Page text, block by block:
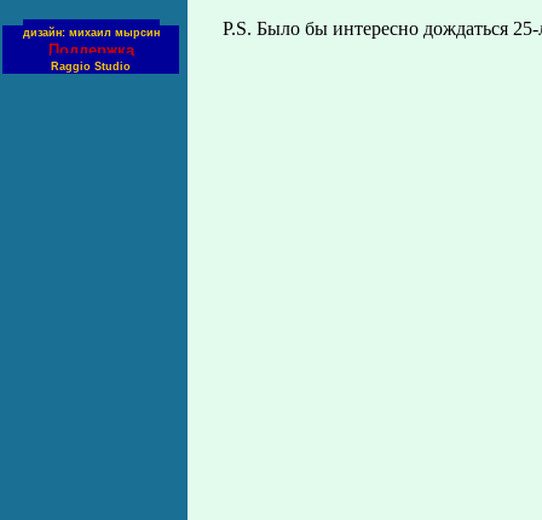
дизайн: михаил мырсин
Поддержка
Raggio Studio
P.S. Было бы интересно дождаться